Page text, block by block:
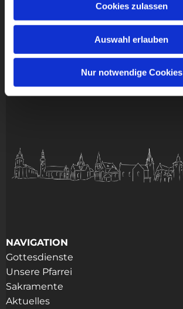
Cookies zulassen
Auswahl erlauben
Nur notwendige Cookies
NAVIGATION
Gottesdienste
Unsere Pfarrei
Sakramente
Aktuelles